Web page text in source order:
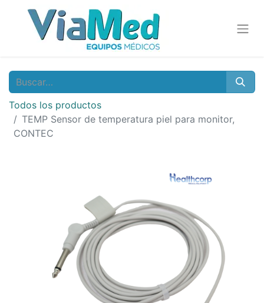
Todos los productos
TEMP Sensor de temperatura piel para monitor,
CONTEC